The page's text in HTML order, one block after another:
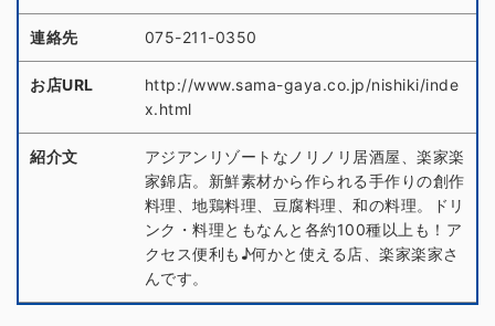
連絡先 075-211-0350
お店URL
http://www.sama-gaya.co.jp/nishiki/inde
x.html
紹介文
アジアンリゾートなノリノリ居酒屋、楽家楽
家錦店。新鮮素材から作られる手作りの創作
料理、地鶏料理、豆腐料理、和の料理。ドリ
ンク・料理ともなんと各約100種以上も！ア
クセス便利も♪何かと使える店、楽家楽家さ
んです。